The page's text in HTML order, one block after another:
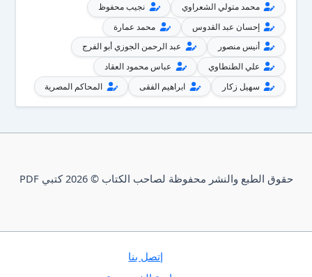
محمد متولي الشعراوي
نجيب محفوظ
إحسان عبد القدوس
محمد عمارة
أنيس منصور
عبد الرحمن الجوزي أبو الفرج
علي الطنطاوي
عباس محمود العقاد
سهيل زكار
ابراهيم الفقى المحاكم المصرية
حقوق الطبع والنشر محفوظة لصاحب الكتاب © 2026 كتبي PDF
إتصل بنا